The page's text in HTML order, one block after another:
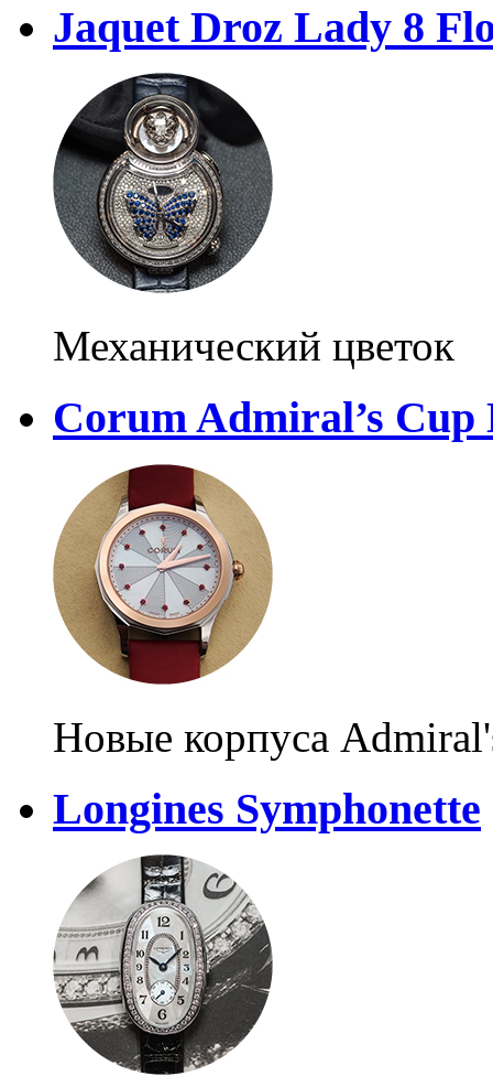
Jaquet Droz Lady 8
Механический цветок
Corum Admiral’s Cup
Новые корпуса
Longines Symphonette